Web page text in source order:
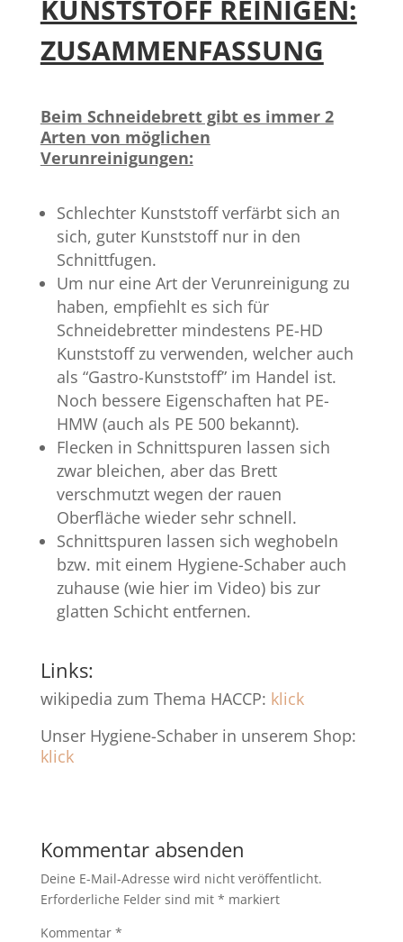
KUNSTSTOFF REINIGEN:
ZUSAMMENFASSUNG
Beim Schneidebrett gibt es immer 2
Arten von möglichen
Verunreinigungen:
Schlechter Kunststoff verfärbt sich an
sich, guter Kunststoff nur in den
Schnittfugen.
Um nur eine Art der Verunreinigung zu
haben, empfiehlt es sich für
Schneidebretter mindestens PE-HD
Kunststoff zu verwenden, welcher auch
als “Gastro-Kunststoff” im Handel ist.
Noch bessere Eigenschaften hat PE-
HMW (auch als PE 500 bekannt).
Flecken in Schnittspuren lassen sich
zwar bleichen, aber das Brett
verschmutzt wegen der rauen
Oberfläche wieder sehr schnell.
Schnittspuren lassen sich weghobeln
bzw. mit einem Hygiene-Schaber auch
zuhause (wie hier im Video) bis zur
glatten Schicht entfernen.
Links:
wikipedia zum Thema HACCP: klick
Unser Hygiene-Schaber in unserem Shop:
klick
Kommentar absenden
Deine E-Mail-Adresse wird nicht veröffentlicht.
Erforderliche Felder sind mit * markiert
Kommentar *